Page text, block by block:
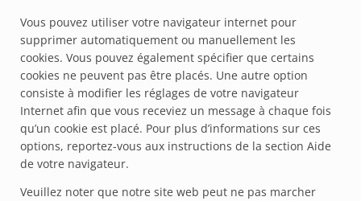
Vous pouvez utiliser votre navigateur internet pour
supprimer automatiquement ou manuellement les
cookies. Vous pouvez également spécifier que certains
cookies ne peuvent pas être placés. Une autre option
consiste à modifier les réglages de votre navigateur
Internet afin que vous receviez un message à chaque fois
qu’un cookie est placé. Pour plus d’informations sur ces
options, reportez-vous aux instructions de la section Aide
de votre navigateur.
Veuillez noter que notre site web peut ne pas marcher